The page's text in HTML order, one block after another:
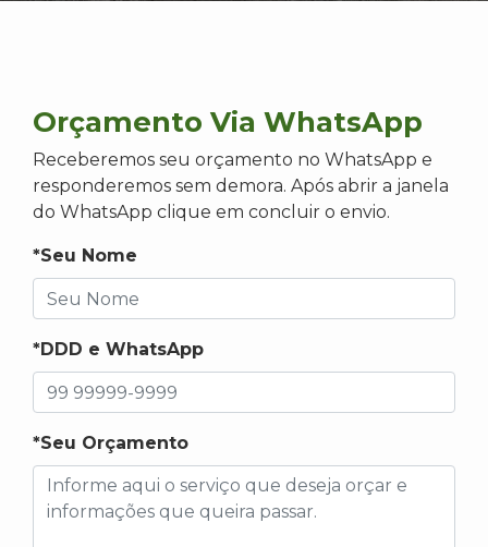
Orçamento Via WhatsApp
Receberemos seu orçamento no WhatsApp e
responderemos sem demora. Após abrir a janela
do WhatsApp clique em concluir o envio.
*Seu Nome
*DDD e WhatsApp
*Seu Orçamento